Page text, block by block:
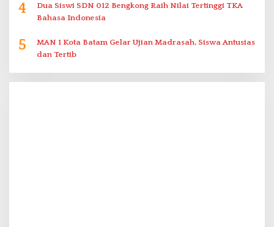
4
Dua Siswi SDN 012 Bengkong Raih Nilai Tertinggi TKA
Bahasa Indonesia
5
MAN 1 Kota Batam Gelar Ujian Madrasah, Siswa Antusias
dan Tertib